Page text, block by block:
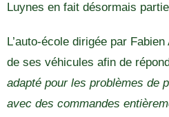
Luynes en fait désormais
L’auto-école dirigée par
de ses véhicules afin de
adapté pour les problèmes de
avec des commandes